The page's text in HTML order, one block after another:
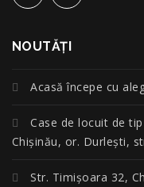
NOUTĂŢI
Acasă începe cu
Case de locuit de
Chișinău, or. Durlești,
Str. Timișoara 32,